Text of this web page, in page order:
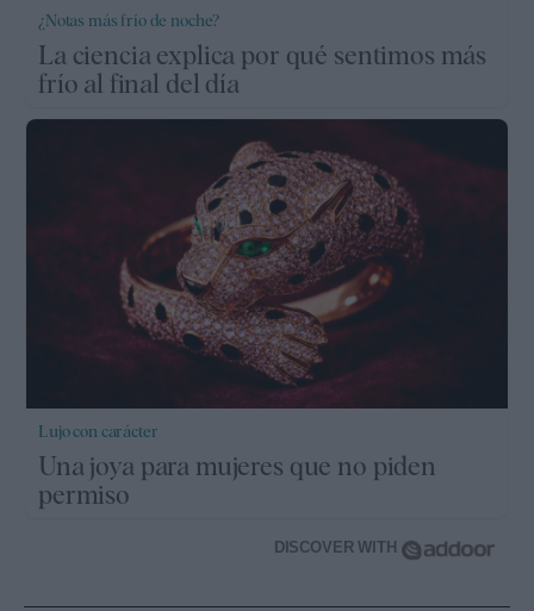
¿Notas más frío de noche?
La ciencia explica por qué sentimos más
frío al final del día
Lujo con carácter
Una joya para mujeres que no piden
permiso
DISCOVER WITH